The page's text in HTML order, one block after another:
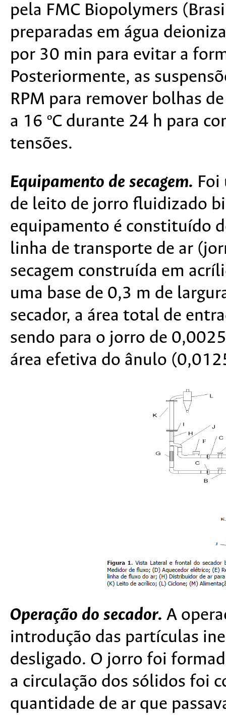
pela FMC Biopolymers
preparadas em água
por 30 min para evitar a
Posteriormente, as
RPM para remover bolhas
a 16 ºC durante 24 h para
tensões.
Equipamento de secagem. Foi
de leito de jorro fluidizado
equipamento é constituído
linha de transporte de ar
secagem construída em
uma base de 0,3 m de
secador, a área total de
sendo para o jorro de
área efetiva do ânulo
Operação do secador. A
introdução das partículas
desligado. O jorro foi
a circulação dos sólidos foi
quantidade de ar que